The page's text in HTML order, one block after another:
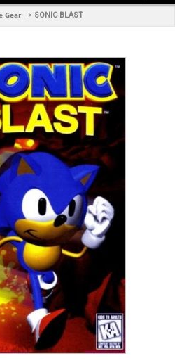
Gear > SONIC BLAST